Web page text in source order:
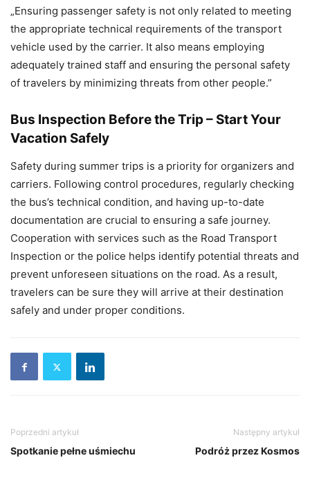
„Ensuring passenger safety is not only related to meeting
the appropriate technical requirements of the transport
vehicle used by the carrier. It also means employing
adequately trained staff and ensuring the personal safety
of travelers by minimizing threats from other people.”
Bus Inspection Before the Trip – Start Your
Vacation Safely
Safety during summer trips is a priority for organizers and
carriers. Following control procedures, regularly checking
the bus’s technical condition, and having up-to-date
documentation are crucial to ensuring a safe journey.
Cooperation with services such as the Road Transport
Inspection or the police helps identify potential threats and
prevent unforeseen situations on the road. As a result,
travelers can be sure they will arrive at their destination
safely and under proper conditions.
Poprzedni artykuł
Spotkanie pełne uśmiechu
Następny artykuł
Podróż przez Kosmos